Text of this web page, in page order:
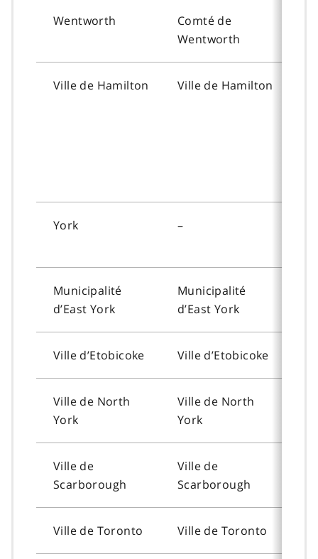
Wentworth
Comté de
Wentworth
Ville de Hamilton Ville de Hamilton
York –
Municipalité
d’East York
Municipalité
d’East York
Ville d’Etobicoke Ville d’Etobicoke
Ville de North
York
Ville de North
York
Ville de
Scarborough
Ville de
Scarborough
Ville de Toronto Ville de Toronto